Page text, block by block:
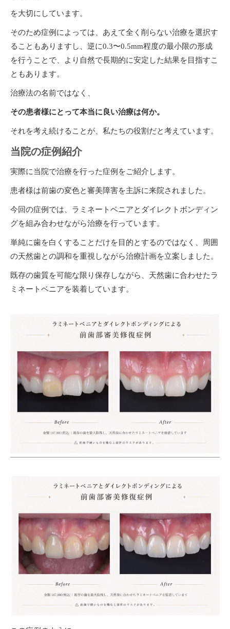
を大切にしています。
そのため症例によっては、あえて全く削らない治療を選択す
ることもありますし、逆に0.3〜0.5mm程度の最小限の形成
を行うことで、より自然で長期的に安定した結果を目指すこ
ともあります。
治療法の名前ではなく、
その患者様にとって本当に良い治療は何か。
それを考え続けることが、私たちの役割だと考えています。
当院の症例紹介
実際に当院で治療を行った症例をご紹介します。
患者様は前歯の変色と審美障害を主訴に来院されました。
今回の症例では、ラミネートベニアとダイレクトボンディン
グを組み合わせながら治療を行っています。
単純に歯を白くすることだけを目的とするのではなく、周囲
の天然歯との調和を重視しながら治療計画を立案しました。
既存の歯質を可能な限り保存しながら、天然歯に合わせたラ
ミネートベニアを装着しています。